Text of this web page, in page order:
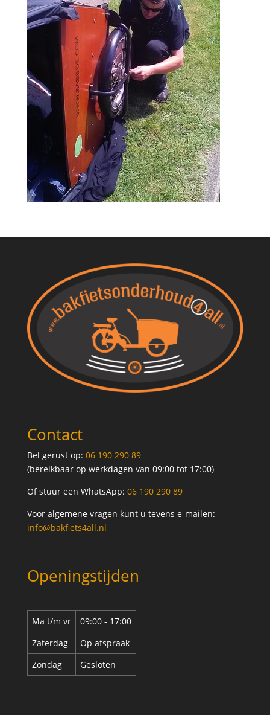
Contact
Bel gerust op: 06 190 290 89
(bereikbaar op werkdagen van 09:00 tot 17:00)
Of stuur een WhatsApp: 06 190 290 89
Voor algemene vragen kunt u tevens e-mailen:
info@bakfiets4all.nl
Openingstijden
Ma t/m vr
09:00 - 17:00
Zaterdag
Op afspraak
Zondag
Gesloten